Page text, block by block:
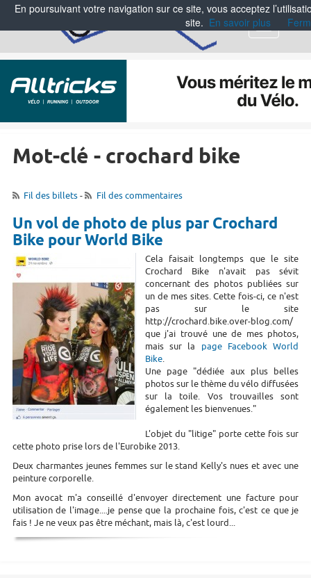
Menu
Mot-clé - crochard bike
Fil des billets- Fil des commentaires
Un vol de photo de plus par Crochard
Bike pour World Bike
Cela faisait longtemps que le site
Crochard Bike n'avait pas sévit
concernant des photos publiées sur
un de mes sites. Cette fois-ci, ce n'est
pas sur le site
http://crochard.bike.over-blog.com/
que j'ai trouvé une de mes photos,
mais sur la page Facebook World
Bike.
Une page "dédiée aux plus belles
photos sur le thème du vélo diffusées
sur la toile. Vos trouvailles sont
également les bienvenues."
L'objet du "litige" porte cette fois sur
cette photo prise lors de l'Eurobike 2013.
Deux charmantes jeunes femmes sur le stand Kelly's nues et avec une
peinture corporelle.
Mon avocat m'a conseillé d'envoyer directement une facture pour
utilisation de l'image....je pense que la prochaine fois, c'est ce que je
fais ! Je ne veux pas être méchant, mais là, c'est lourd...
En poursuivant votre navigation sur ce site, vous acceptez
site. En savoir plus